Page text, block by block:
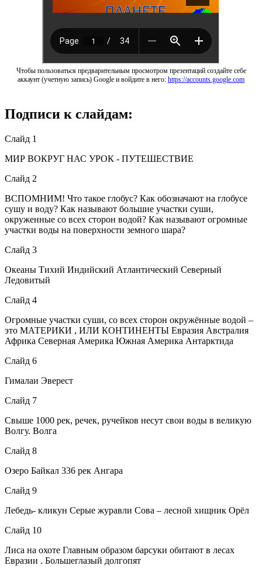
Чтобы пользоваться предварительным просмотром презентаций создайте себе
аккаунт (учетную запись) Google и войдите в него: https://accounts.google.com
Подписи к слайдам:
Слайд 1
МИР ВОКРУГ НАС УРОК - ПУТЕШЕСТВИЕ
Слайд 2
ВСПОМНИМ! Что такое глобус? Как обозначают на глобусе
сушу и воду? Как называют большие участки суши,
окруженные со всех сторон водой? Как называют огромные
участки воды на поверхности земного шара?
Слайд 3
Океаны Тихий Индийский Атлантический Северный
Ледовитый
Слайд 4
Огромные участки суши, со всех сторон окружённые водой –
это МАТЕРИКИ , ИЛИ КОНТИНЕНТЫ Евразия Австралия
Африка Северная Америка Южная Америка Антарктида
Слайд 6
Гималаи Эверест
Слайд 7
Свыше 1000 рек, речек, ручейков несут свои воды в великую
Волгу. Волга
Слайд 8
Озеро Байкал 336 рек Ангара
Слайд 9
Лебедь- кликун Серые журавли Сова – лесной хищник Орёл
Слайд 10
Лиса на охоте Главным образом барсуки обитают в лесах
Евразии . Большеглазый долгопят